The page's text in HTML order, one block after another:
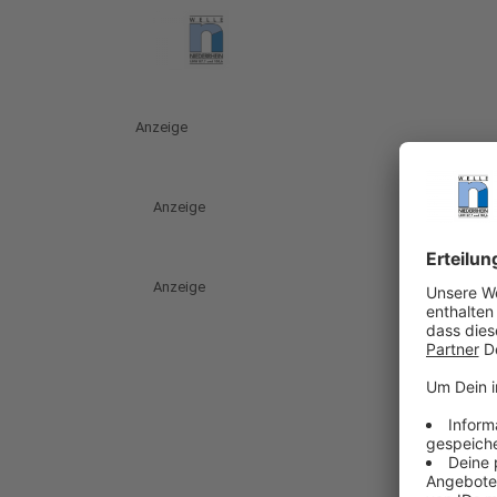
Anzeige
Anzeige
Anzeige